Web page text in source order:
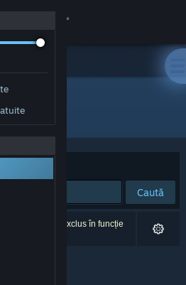
desktop
Caută
1 titlu a fost exclus în funcție